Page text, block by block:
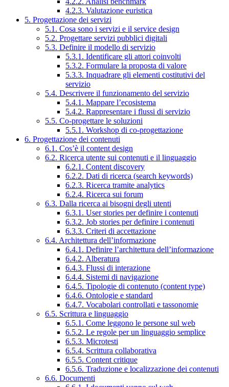
4.2.3. Valutazione euristica
5. Progettazione dei servizi
5.1. Cosa sono i servizi e il service design
5.2. Progettare servizi pubblici digitali
5.3. Definire il modello di servizio
5.3.1. Identificare gli attori coinvolti
5.3.2. Formulare la proposta di valore
5.3.3. Inquadrare gli elementi costitutivi del
servizio
5.4. Descrivere il funzionamento del servizio
5.4.1. Mappare l’ecosistema
5.4.2. Rappresentare i flussi di servizio
5.5. Co-progettare le soluzioni
5.5.1. Workshop di co-progettazione
6. Progettazione dei contenuti
6.1. Cos’è il content design
6.2. Ricerca utente sui contenuti e il linguaggio
6.2.1. Content discovery
6.2.2. Dati di ricerca (search keywords)
6.2.3. Ricerca tramite analytics
6.2.4. Ricerca sui forum
6.3. Dalla ricerca ai bisogni degli utenti
6.3.1. User stories per definire i contenuti
6.3.2. Job stories per definire i contenuti
6.3.3. Criteri di accettazione
6.4. Architettura dell’informazione
6.4.1. Definire l’architettura dell’informazione
6.4.2. Alberatura
6.4.3. Flussi di interazione
6.4.4. Sistemi di navigazione
6.4.5. Tipologie di contenuto (content type)
6.4.6. Ontologie e standard
6.4.7. Vocabolari controllati e tassonomie
6.5. Scrittura e linguaggio
6.5.1. Come leggono le persone sul web
6.5.2. Le regole per un linguaggio semplice
6.5.3. Microtesti
6.5.4. Scrittura collaborativa
6.5.5. Content critique
6.5.6. Traduzione e localizzazione dei contenuti
6.6. Documenti